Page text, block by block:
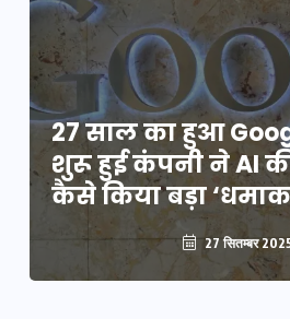
27 साल का हुआ
शुरू हुई कंपनी ने AI
कैसे किया बड़ा
27 सितम्बर